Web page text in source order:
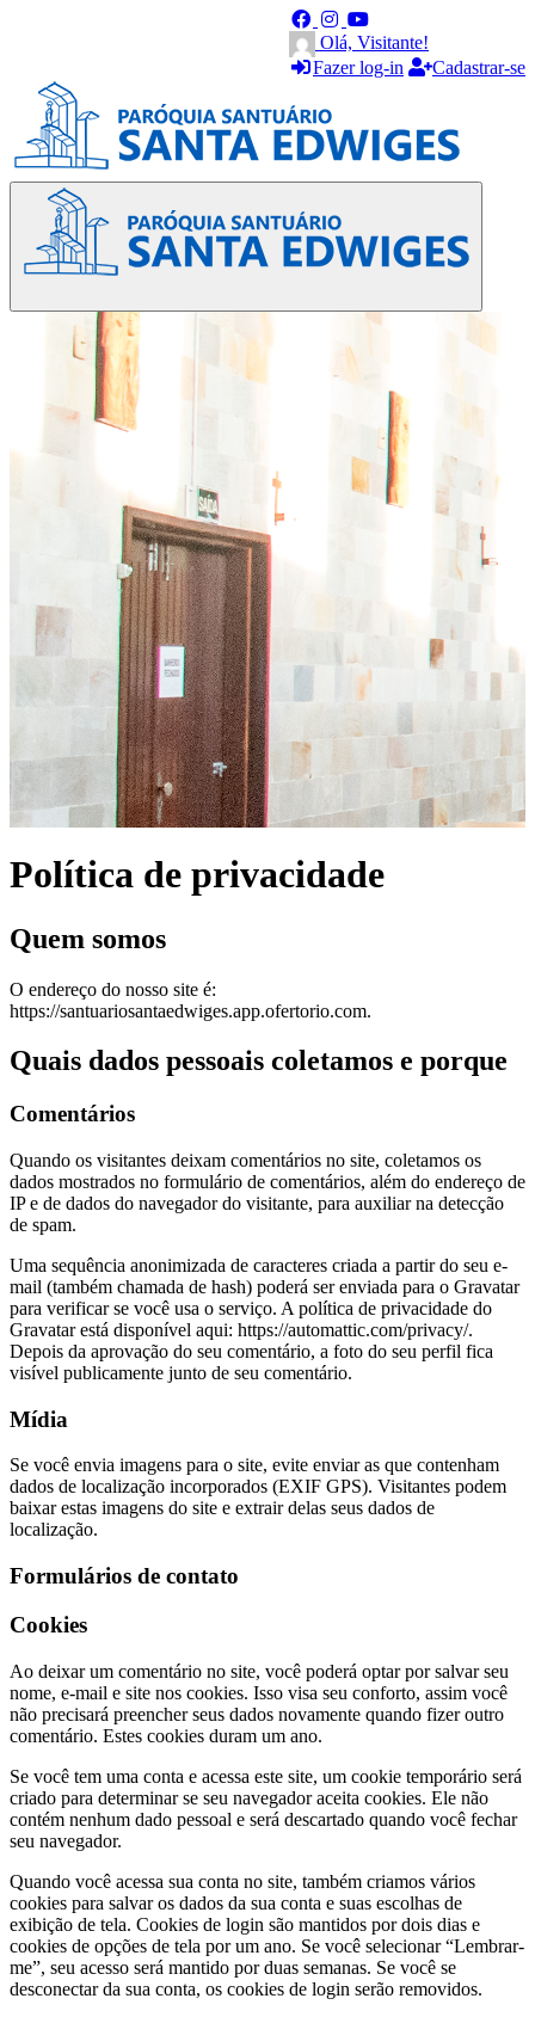
Olá, Visitante!
Fazer log-in
Cadastrar-se
Política de privacidade
Quem somos
O endereço do nosso site é:
https://santuariosantaedwiges.app.ofertorio.com.
Quais dados pessoais coletamos e porque
Comentários
Quando os visitantes deixam comentários no site, coletamos os
dados mostrados no formulário de comentários, além do endereço de
IP e de dados do navegador do visitante, para auxiliar na detecção
de spam.
Uma sequência anonimizada de caracteres criada a partir do seu e-
mail (também chamada de hash) poderá ser enviada para o Gravatar
para verificar se você usa o serviço. A política de privacidade do
Gravatar está disponível aqui: https://automattic.com/privacy/.
Depois da aprovação do seu comentário, a foto do seu perfil fica
visível publicamente junto de seu comentário.
Mídia
Se você envia imagens para o site, evite enviar as que contenham
dados de localização incorporados (EXIF GPS). Visitantes podem
baixar estas imagens do site e extrair delas seus dados de
localização.
Formulários de contato
Cookies
Ao deixar um comentário no site, você poderá optar por salvar seu
nome, e-mail e site nos cookies. Isso visa seu conforto, assim você
não precisará preencher seus dados novamente quando fizer outro
comentário. Estes cookies duram um ano.
Se você tem uma conta e acessa este site, um cookie temporário será
criado para determinar se seu navegador aceita cookies. Ele não
contém nenhum dado pessoal e será descartado quando você fechar
seu navegador.
Quando você acessa sua conta no site, também criamos vários
cookies para salvar os dados da sua conta e suas escolhas de
exibição de tela. Cookies de login são mantidos por dois dias e
cookies de opções de tela por um ano. Se você selecionar “Lembrar-
me”, seu acesso será mantido por duas semanas. Se você se
desconectar da sua conta, os cookies de login serão removidos.